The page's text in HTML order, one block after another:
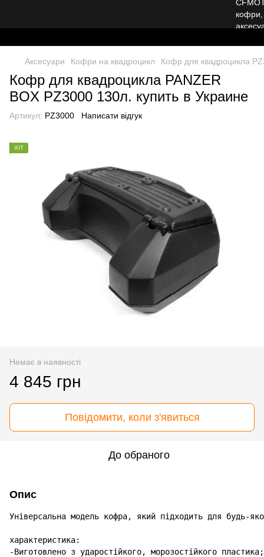
Аксесуари Кофри на квадроцикл Кофр для квадроцикла
Кофр для квадроцикла PANZER
BOX PZ3000 130л. купить в Украине
Артикул: PZ3000 Написати відгук
ХІТ
Немає в наявності
4 845 грн
Повідомити, коли з'явиться
До обраного
Опис
Універсальна модель кофра, який підходить для будь-
характеристика:
-Виготовлено з ударостійкого, морозостійкого пластика;